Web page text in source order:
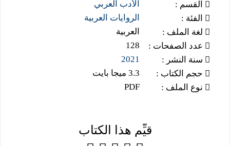
القسم :
الأدب العربي
الفئة :
الروايات العربية
لغة الملف :
العربية
عدد الصفحات :
128
سنة النشر :
2021
حجم الكتاب :
3.3 ميجا بايت
نوع الملف :
PDF
قيِّم هذا الكتاب